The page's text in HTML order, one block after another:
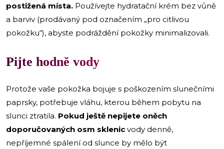
postižená místa. Používejte hydratační krém bez vůně
a barviv (prodávaný pod označením „pro citlivou
pokožku“), abyste podráždění pokožky minimalizovali.
Pijte hodně vody
Protože vaše pokožka bojuje s poškozením slunečními
paprsky, potřebuje vláhu, kterou během pobytu na
slunci ztratila. Pokud ještě nepijete oněch
doporučovaných osm sklenic vody denně,
nepříjemné spálení od slunce by mělo být